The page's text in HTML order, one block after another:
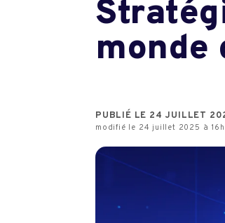
monde
PUBLIÉ LE 24 JUILLET
modifié le 24 juillet 2025 à